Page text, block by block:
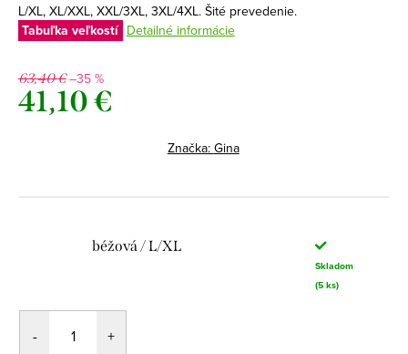
L/XL, XL/XXL, XXL/3XL, 3XL/4XL. Šité prevedenie.
Tabuľka veľkostí Detailné informácie
63,40 €–35 %
41,10 €
Značka: Gina
béžová / L/XL
Skladom
(5 ks)